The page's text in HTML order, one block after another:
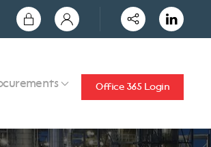
Office 365 Login